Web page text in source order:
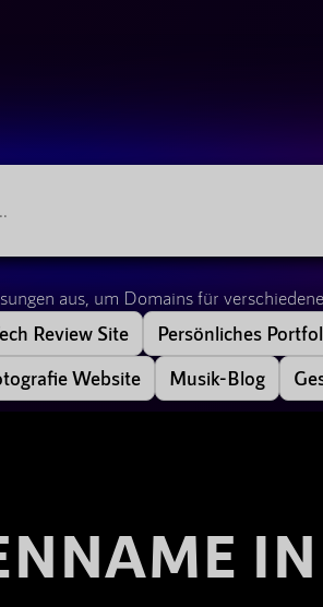
aus, um Domains für
Review Site Persönliches
Website Musik-Blog
IN